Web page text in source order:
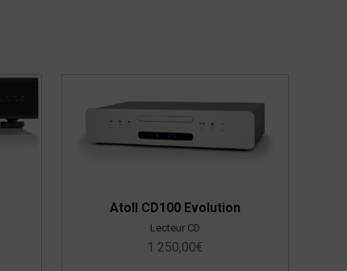
Atoll CD100 Evolution
Lecteur CD
1 250,00€